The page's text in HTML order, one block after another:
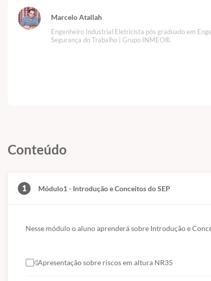
Marcelo Atallah
Engenheiro Industrial Eletricista pós graduado em
Segurança do Trabalho | Grupo INMEO®.
Conteúdo
1 Módulo1 - Introdução e Conceitos do SEP
Nesse módulo o aluno aprenderá sobre Introdução e
Apresentação sobre riscos em altura NR35